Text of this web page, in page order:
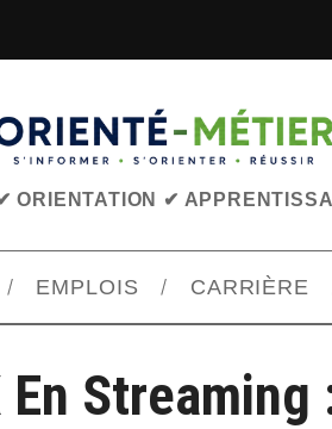
ORIENTATION ✔
EMPLOIS CARRIÈRE
Streaming